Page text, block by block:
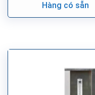
Hàng có sẵn